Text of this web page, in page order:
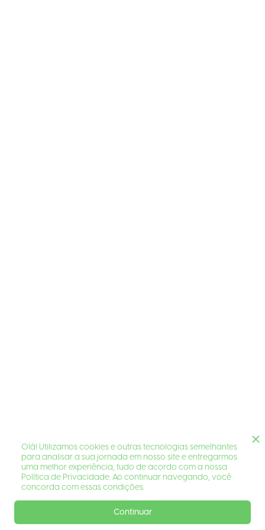
Olá! Utilizamos cookies e outras tecnologias semelhantes
para analisar a sua jornada em nosso site e entregarmos
uma melhor experiência, tudo de acordo com a nossa
Política de Privacidade. Ao continuar navegando, você
concorda com essas condições.
Continuar